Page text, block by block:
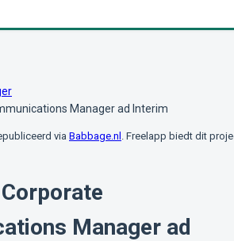
Manager ad Interim
via Babbage.nl . Freelapp biedt dit
Manager ad